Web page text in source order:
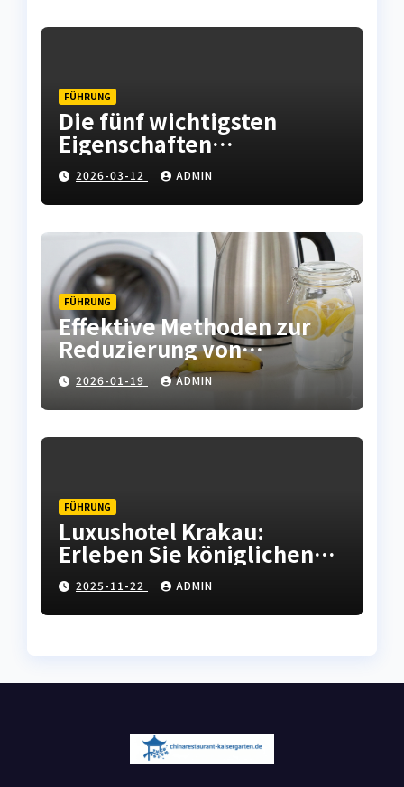
FÜHRUNG
Die fünf wichtigsten
Eigenschaften
hochwertiger
Leiterplatten
2026-03-12 ADMIN
FÜHRUNG
Effektive Methoden zur
Reduzierung von
Kalkablagerungen in
Haushaltsgeräten
2026-01-19 ADMIN
FÜHRUNG
Luxushotel Krakau:
Erleben Sie königlichen
Komfort in der polnischen
Kulturhauptstadt
2025-11-22 ADMIN